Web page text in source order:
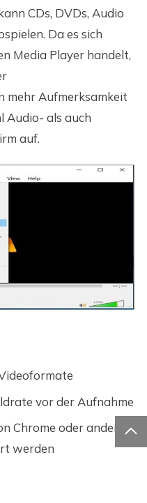
CDs, DVDs, Audio
Da es sich
Media Player handelt,
mehr Aufmerksamkeit
Audio- als auch
auf.
vor der Aufnahme
Chrome oder anderen
werden
